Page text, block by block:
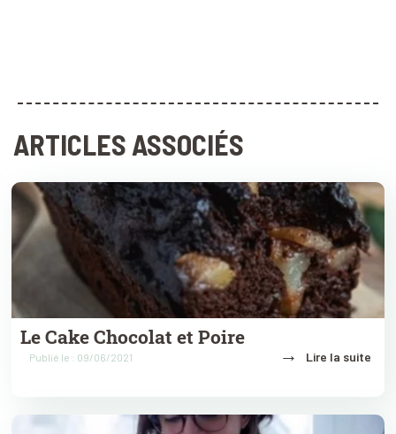
ARTICLES ASSOCIÉS
Le Cake Chocolat et Poire
Publié le : 09/06/2021 → Lire la suite